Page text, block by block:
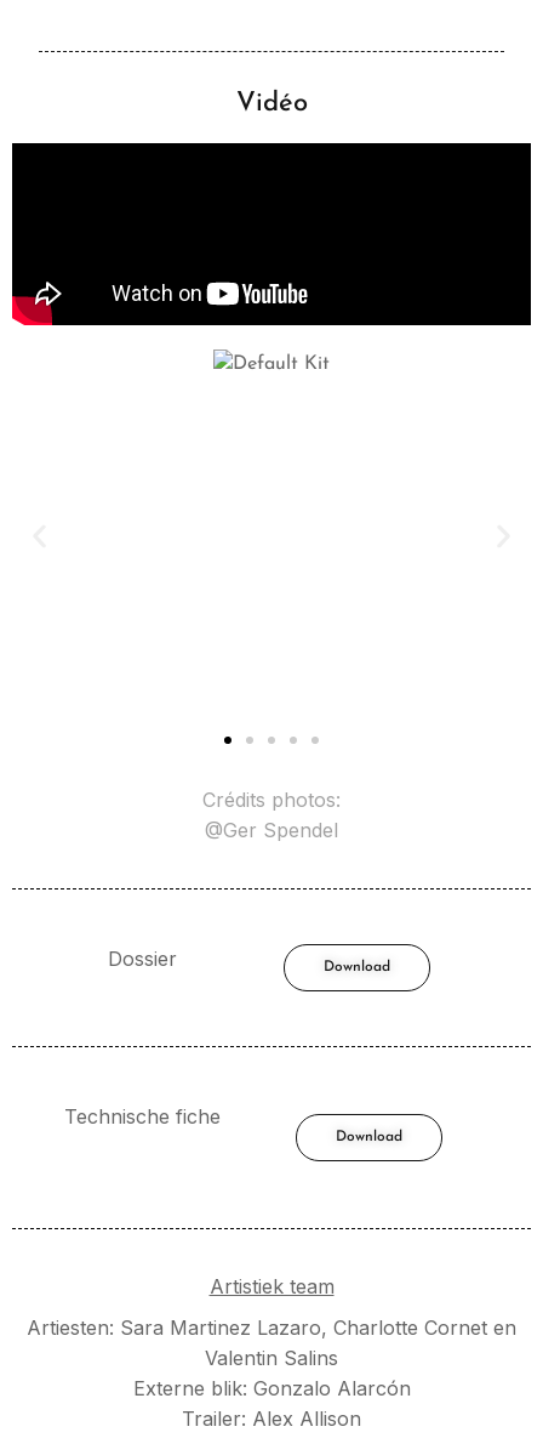
Vidéo
Crédits photos:
@Ger Spendel
Dossier Download
Technische fiche
Download
Artistiek team
Artiesten: Sara Martinez Lazaro, Charlotte Cornet en
Valentin Salins
Externe blik: Gonzalo Alarcón
Trailer: Alex Allison